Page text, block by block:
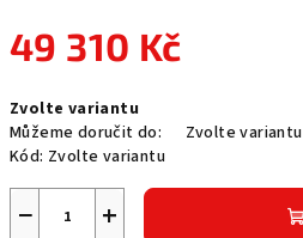
49 310 Kč
cena:
Zvolte variantu
Můžeme doručit do:
Zvolte variantu
Kód: Zvolte variantu
+
−